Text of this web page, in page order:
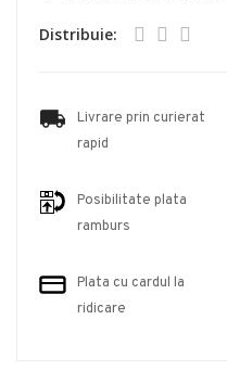
Distribuie:
Livrare prin curierat
rapid
Posibilitate plata
ramburs
Plata cu cardul la
ridicare